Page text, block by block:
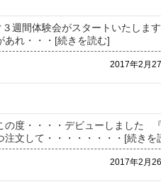
間体験会がスタートいたしま
あれ ・・・[続きを読む]
2017年2月27
の度・・・・デビューしました
文して・・・・・
・・・[続きを
2017年2月26